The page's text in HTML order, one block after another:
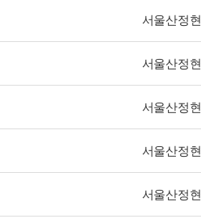
서울산정현
서울산정현
서울산정현
서울산정현
서울산정현